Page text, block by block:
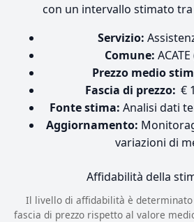
con un intervallo stimato tra
Servizio:
Comune:
Prezzo medio
Fascia di prezzo: €
Fonte stima: Analisi dati
Aggiornamento:
variazioni di
Affidabilità della
Il livello di affidabilità è determinato
fascia di prezzo rispetto al valore